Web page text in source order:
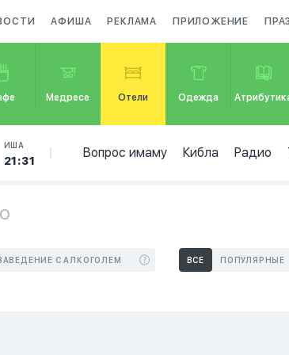
АФИША РЕКЛАМА ПРИЛОЖЕНИЕ
Медресе Отели Одежда
ИША
21:31
Вопрос имаму Кибла Радио
С АЛКОГОЛЕМ ВСЕ ПОПУЛЯРНЫЕ